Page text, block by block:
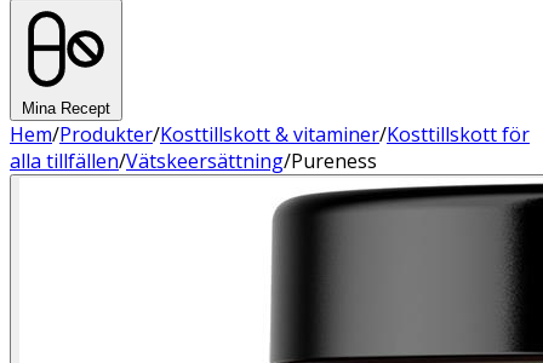
Mina Recept
Hem/Produkter/Kosttillskott & vitaminer/Kosttillskott för
alla tillfällen/Vätskeersättning/Pureness